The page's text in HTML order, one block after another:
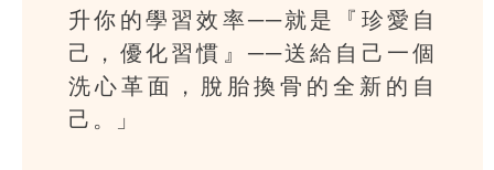
升你的學習效率──就是『珍愛自
己，優化習慣』──送給自己一個
洗心革面，脫胎換骨的全新的自
己。」